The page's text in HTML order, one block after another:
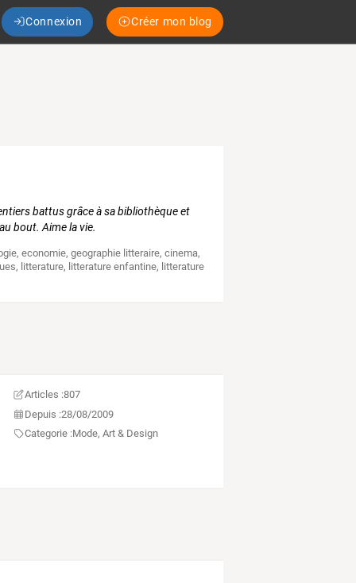
Connexion Créer mon blog
battus grâce à sa bibliothèque et
bout. Aime la vie.
,economie,geographie litteraire,cinema,
, litterature, litterature enfantine, litterature
Articles :807
Depuis :28/08/2009
Categorie :Mode, Art & Design